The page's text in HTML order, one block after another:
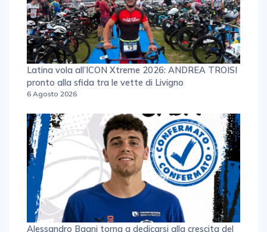
Latina vola all’ICON Xtreme 2026: ANDREA TROISI
pronto alla sfida tra le vette di Livigno
6 Agosto 2026
Alessandro Bagni torna a dedicarsi alla crescita del